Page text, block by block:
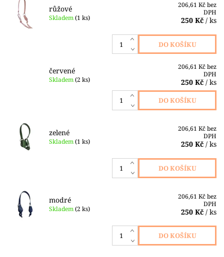
růžové
Skladem(1 ks)
206,61 Kč bez
DPH
250 Kč / ks
červené
Skladem(2 ks)
206,61 Kč bez
DPH
250 Kč / ks
zelené
Skladem(1 ks)
206,61 Kč bez
DPH
250 Kč / ks
modré
Skladem(2 ks)
206,61 Kč bez
DPH
250 Kč / ks